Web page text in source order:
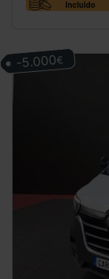
-5.000€